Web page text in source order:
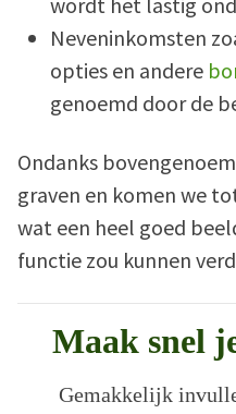
Neveninkomsten
opties en andere
genoemd door de
Ondanks
graven en komen we
wat een heel goed
functie zou kunnen
Maak snel
Gemakkelijk